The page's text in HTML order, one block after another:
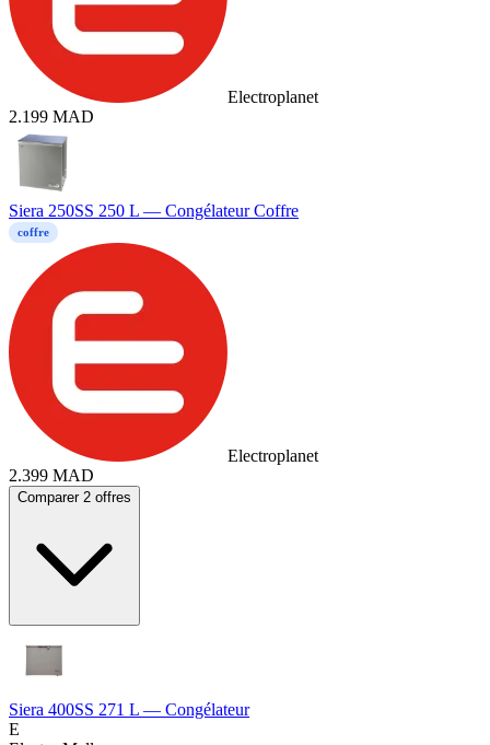
Electroplanet
2.199 MAD
Siera 250SS 250 L — Congélateur Coffre
coffre
Electroplanet
2.399 MAD
Comparer 2 offres
Siera 400SS 271 L — Congélateur
E